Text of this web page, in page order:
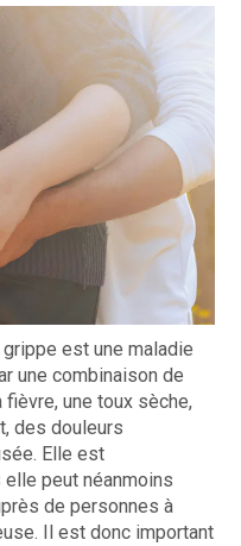
grippe est une maladie
une combinaison de
une toux sèche,
des douleurs
Elle est
peut néanmoins
de personnes à
Il est donc important